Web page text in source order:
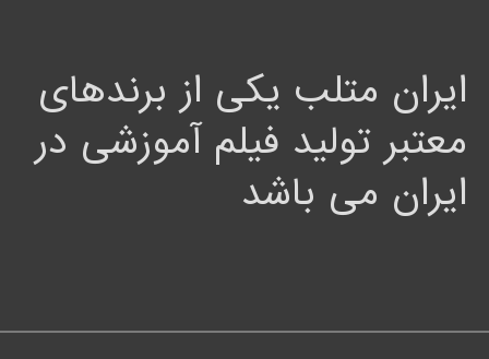
ایران متلب یکی از برندهای
معتبر تولید فیلم آموزشی در
ایران می باشد